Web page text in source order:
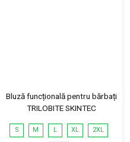
Bluză funcțională pentru bărbați
TRILOBITE SKINTEC
S M L XL 2XL